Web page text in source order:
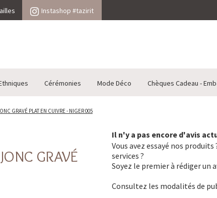
Instashop #tazirit
Cérémonies Mode Déco Chèques Cadeau -
GRAVÉ PLAT EN CUIVRE - NIGER 005
GRAVÉ
Il n'y a pas encore d'avis
Vous avez essayé nos
services ?
Soyez le premier à rédiger
Consultez les modalités de